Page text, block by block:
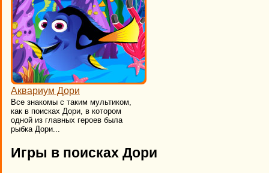
Аквариум Дори
Все знакомы с таким мультиком,
как в поисках Дори, в котором
одной из главных героев была
рыбка Дори...
Игры в поисках Дори